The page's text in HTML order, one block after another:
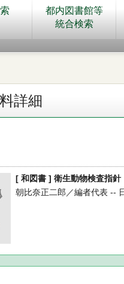
都内図書館等
統合検索
詳細
[ 和図書 ] 衛生動物検査指針
朝比奈正二郎／編者代表 --